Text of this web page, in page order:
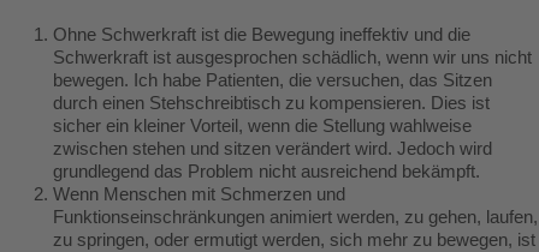
Ohne Schwerkraft ist die Bewegung ineffektiv und die
Schwerkraft ist ausgesprochen schädlich, wenn wir uns nicht
bewegen. Ich habe Patienten, die versuchen, das Sitzen
durch einen Stehschreibtisch zu kompensieren. Dies ist
sicher ein kleiner Vorteil, wenn die Stellung wahlweise
zwischen stehen und sitzen verändert wird. Jedoch wird
grundlegend das Problem nicht ausreichend bekämpft.
Wenn Menschen mit Schmerzen und
Funktionseinschränkungen animiert werden, zu gehen, laufen,
zu springen, oder ermutigt werden, sich mehr zu bewegen, ist